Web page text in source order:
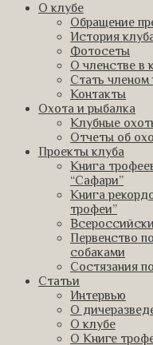
О клубе
Обращение
История
Фотосеты
О членстве в
Стать членом
Контакты
Охота и рыбалка
Клубные
Отчеты об
Проекты клуба
Книга
“Сафари”
Книга
трофеи”
Первенство
собаками
Состязания
Статьи
Интервью
О
О клубе
О Книге